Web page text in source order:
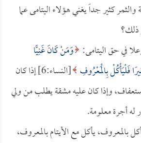
كثير جداً يغني هؤلاء اليتامى عما
ذلك؟
في حق اليتامى: وَمَنْ كَانَ غَنِيًّا
فَلْيَأْكُلْ بِالْمَعْرُوفِ
[النساء:6] إذا كان
وإذا كان عليه مشقة يطلب من ولي
له أجرة معلومة.
بالمعروف، يأكل مع الأيتام بالمعروف،